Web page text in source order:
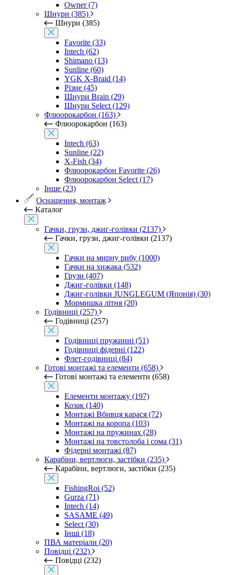
Owner (7)
Шнури (385)
Шнури (385)
Favorite (33)
Intech (62)
Shimano (13)
Sunline (60)
YGK X-Braid (14)
Різне (45)
Шнури Brain (29)
Шнури Select (129)
Флюорокарбон (163)
Флюорокарбон (163)
Intech (63)
Sunline (22)
X-Fish (34)
Флюорокарбон Favorite (26)
Флюорокарбон Select (17)
Інше (23)
Оснащення, монтаж
Каталог
Гачки, грузи, джиг-голівки (2137)
Гачки, грузи, джиг-голівки (2137)
Гачки на мирну рибу (1000)
Гачки на хижака (532)
Грузи (407)
Джиг-голівки (148)
Джиг-голівки JUNGLEGUM (Японія) (30)
Мормишка літня (20)
Годівниці (257)
Годівниці (257)
Годівниці пружинні (51)
Годівниці фідерні (122)
Флет-годівниці (84)
Готові монтажі та елементи (658)
Готові монтажі та елементи (658)
Елементи монтажу (197)
Козак (140)
Монтажі Вбивця карася (72)
Монтажі на коропа (103)
Монтажі на пружинах (28)
Монтажі на товстолоба і сома (31)
Фідерні монтажі (87)
Карабіни, вертлюги, застібки (235)
Карабіни, вертлюги, застібки (235)
FishingRoi (52)
Gurza (71)
Intech (14)
SASAME (49)
Select (30)
Інші (18)
ПВА матеріали (20)
Повідці (232)
Повідці (232)